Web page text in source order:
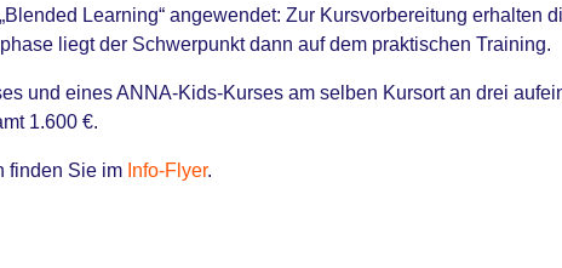
Learning“ angewendet: Zur Kursvorbereitung erhalten
liegt der Schwerpunkt dann auf dem praktischen Training.
und eines ANNA-Kids-Kurses am selben Kursort an drei
1.600 €.
finden Sie im Info-Flyer.